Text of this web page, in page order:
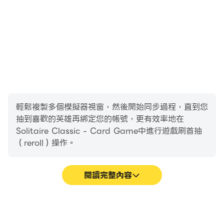
選擇最適合您的克朗代克紙牌模式，每天玩獨特的耐心遊
戲。
輕鬆複製多個模擬器視窗，然後開始同步過程，直到您
抽到喜歡的英雄再綁定您的帳號，更有效率地在
Solitaire Classic - Card Game中進行遊戲刷首抽
（reroll）操作。
閱讀完整內容